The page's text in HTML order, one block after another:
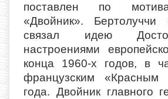
поставлен по
«Двойник». Бертолуччи
связал идею
настроениями
конца 1960-х годов, в
французским
года. Двойник главного